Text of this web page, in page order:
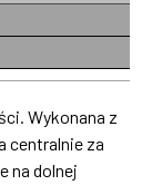
Wykonana z
centralnie za
na dolnej